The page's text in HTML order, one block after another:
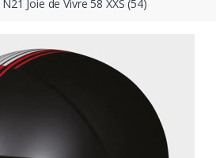
Joie de Vivre 58 XXS (54)